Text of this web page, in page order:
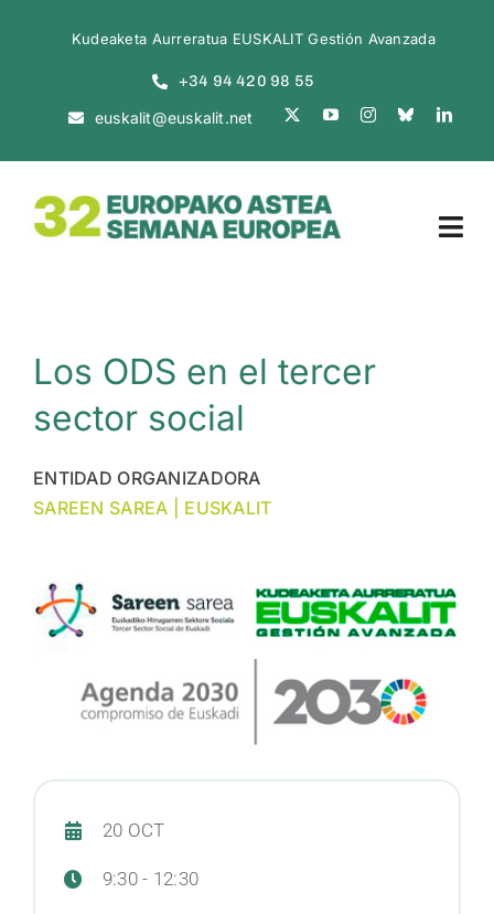
Kudeaketa Aurreratua EUSKALIT Gestión Avanzada
+34 94 420 98 55
euskalit@euskalit.net
ACTO INAUGURAL
SEMANA EUROPEA
GESTIÓN EN CORTO
WEB EUSKALIT
Los ODS en el tercer
sector social
ENTIDAD ORGANIZADORA
SAREEN SAREA | EUSKALIT
20 OCT
9:30 - 12:30